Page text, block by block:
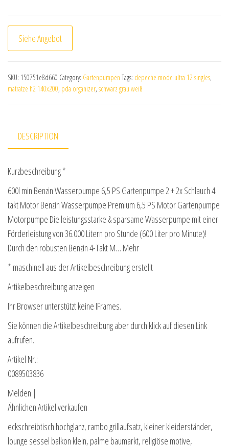
Siehe Angebot
SKU: 150751e8d660 Category: Gartenpumpen Tags: depeche mode ultra 12 singles,
matratze h2 140x200, pda organizer, schwarz grau weiß
DESCRIPTION
Kurzbeschreibung *
600l min Benzin Wasserpumpe 6,5 PS Gartenpumpe 2 + 2x Schlauch 4
takt Motor Benzin Wasserpumpe Premium 6,5 PS Motor Gartenpumpe
Motorpumpe Die leistungsstarke & sparsame Wasserpumpe mit einer
Förderleistung von 36.000 Litern pro Stunde (600 Liter pro Minute)!
Durch den robusten Benzin 4-Takt M… Mehr
* maschinell aus der Artikelbeschreibung erstellt
Artikelbeschreibung anzeigen
Ihr Browser unterstützt keine IFrames.
Sie können die Artikelbeschreibung aber durch klick auf diesen Link
aufrufen.
Artikel Nr.:
0089503836
Melden |
Ähnlichen Artikel verkaufen
eckschreibtisch hochglanz, rambo grillaufsatz, kleiner kleiderständer,
lounge sessel balkon klein, palme baumarkt, religiöse motive,